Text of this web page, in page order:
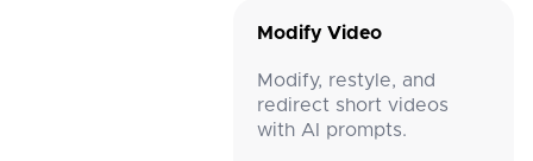
Modify Video
Modify, restyle, and
redirect short videos
with AI prompts.